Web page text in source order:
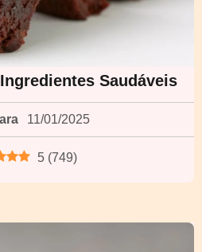
Saudáveis
11/01/2025
5 (749)